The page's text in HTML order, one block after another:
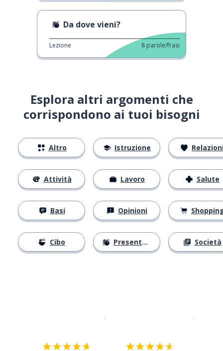
Da dove vieni?
Lezione 8 parole/frasi
Esplora altri argomenti che
corrispondono ai tuoi bisogni
Altro
Attività
Basi
Cibo
Istruzione
Lavoro
Opinioni
Presentarsi
Salute
Società